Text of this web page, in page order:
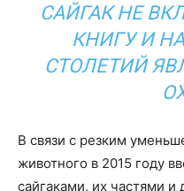
САЙГАК НЕ
КНИГУ И
СТОЛЕТИЙ
В связи с резким
животного в 2015 году
сайгаками, их частями и